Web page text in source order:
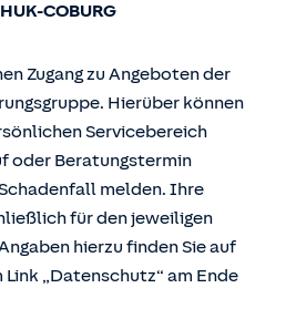
COBURG
Zugang zu Angeboten der
Hierüber können
Servicebereich
oder Beratungstermin
melden. Ihre
für den jeweiligen
hierzu finden Sie auf
Link „Datenschutz“ am Ende